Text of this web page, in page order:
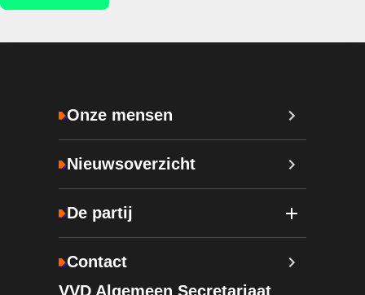
Onze mensen
Nieuwsoverzicht
De partij
Contact
VVD Algemeen Secretariaat